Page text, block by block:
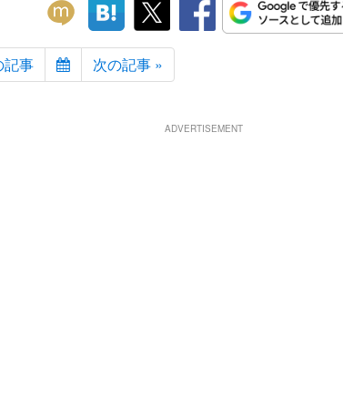
記事 次の記事 »
ADVERTISEMENT